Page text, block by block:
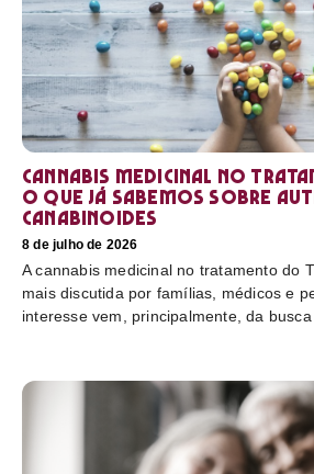
Cannabis medicinal no
o que já sabemos sobre
canabinoides
8 de julho de 2026
A cannabis medicinal no tratamento do
mais discutida por famílias, médicos e
interesse vem, principalmente, da